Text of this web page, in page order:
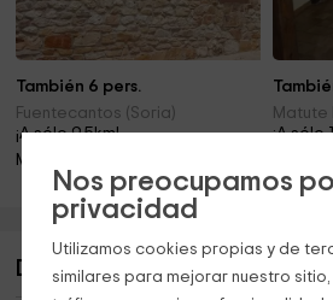
Nos preocupamos
privacidad
Utilizamos cookies propias y de
similares para mejorar nuestro
También 6 pers.
Fuentecantos (Soria)
¡A sólo 9.5km!
Mascotas · Chimenea
Matute
¡A sólo
Descripción de Mirabosques